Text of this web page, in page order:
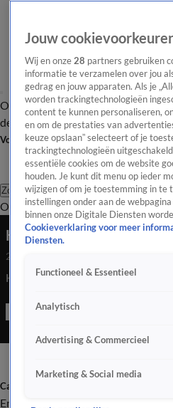
OverzichtAfleveringen Entertainment
de redactieNieuwsbrief
Volg Shownieuws
Zoeken
OverzichtEntertainment
Harry Slinger kruipt in
24 nov 2021, 07:58
Harry Slinger kruipt in huid van
Categorieën
Entertainment
Jouw
Wij en onze 28 partners gebruiken
informatie te verzamelen over jou
gedrag en jouw apparaten. Als je
worden trackingtechnologieën
content te kunnen personaliseren,
en om de prestaties van
keuze opslaan” selecteert of je
trackingtechnologieën
essentiële cookies om de website
houden. Je kunt dit menu op ieder
wijzigen of om je toestemming in te
instellingen onder aan de
binnen onze Digitale Diensten
Cookieverklaring voor meer
Diensten.
Functioneel & Essentieel
Analytisch
Advertising & Commercieel
Marketing & Social media